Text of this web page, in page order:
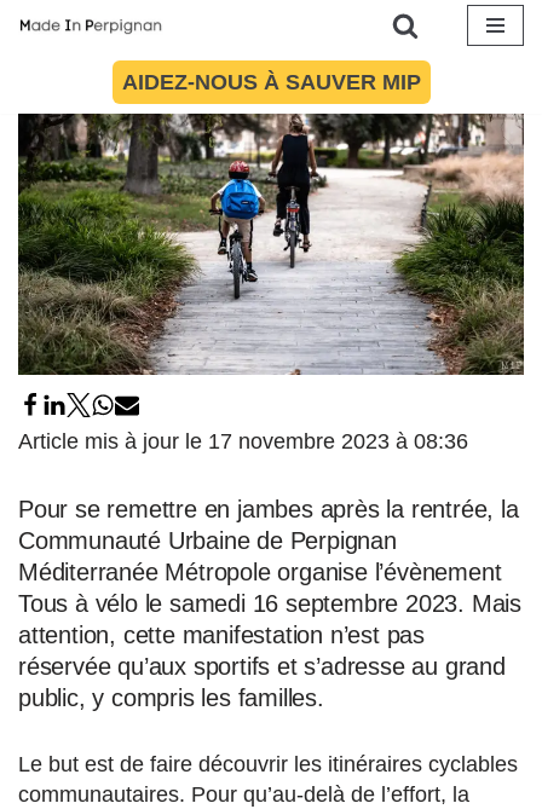
contenu
AIDEZ-NOUS À SAUVER MIP
Article mis à jour le 17 novembre 2023 à 08:36
Pour se remettre en jambes après la rentrée, la
Communauté Urbaine de Perpignan
Méditerranée Métropole organise l’évènement
Tous à vélo le samedi 16 septembre 2023. Mais
attention, cette manifestation n’est pas
réservée qu’aux sportifs et s’adresse au grand
public, y compris les familles.
Le but est de faire découvrir les itinéraires cyclables
communautaires. Pour qu’au-delà de l’effort, la